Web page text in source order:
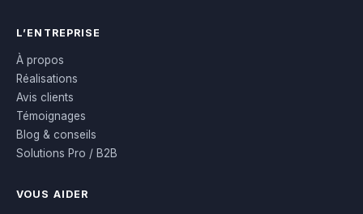
L’ENTREPRISE
À propos
Réalisations
Avis clients
Témoignages
Blog & conseils
Solutions Pro / B2B
VOUS AIDER